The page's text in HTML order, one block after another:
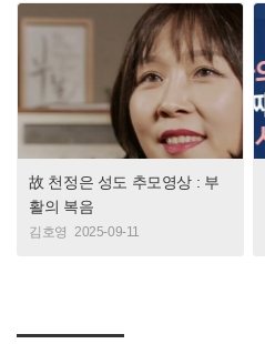
故 천정은 성도 추모영상 : 부
활의 복음
김호영 2025-09-11